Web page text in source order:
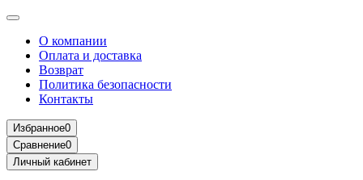
О компании
Оплата и доставка
Возврат
Политика безопасности
Контакты
Избранное0
Сравнение0
Личный кабинет